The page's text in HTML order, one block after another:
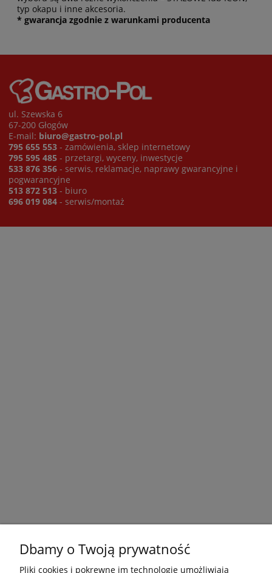
typ okapu i inne akcesoria.
* gwarancja zgodnie z warunkami producenta
ul. Szewska 6
67-200 Głogów
E-mail: biuro@gastro-pol.pl
795 655 553 - zamówienia, sklep internetowy
795 595 485 - przetargi, wyceny, inwestycje
533 876 356 - serwis, reklamacje, naprawy gwarancyjne i
pogwarancyjne
513 872 513 - biuro
696 019 084 - serwis/montaż
Dbamy o Twoją prywatność
Pliki cookies i pokrewne im technologie umożliwiają